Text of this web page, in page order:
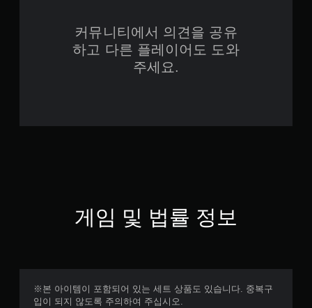
커뮤니티에서 의견을 공유
하고 다른 플레이어도 도와
주세요.
게임 및 법률 정보
※본 아이템이 포함되어 있는 세트 상품도 있습니다. 중복구
입이 되지 않도록 주의하여 주십시오.